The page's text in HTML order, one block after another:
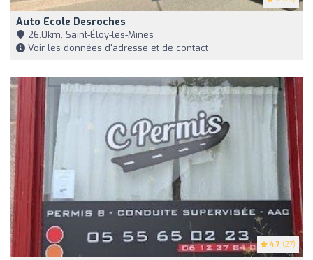
Auto Ecole Desroches
26,0km, Saint-Éloy-les-Mines
Voir les données d'adresse et de contact
4.7 (27)